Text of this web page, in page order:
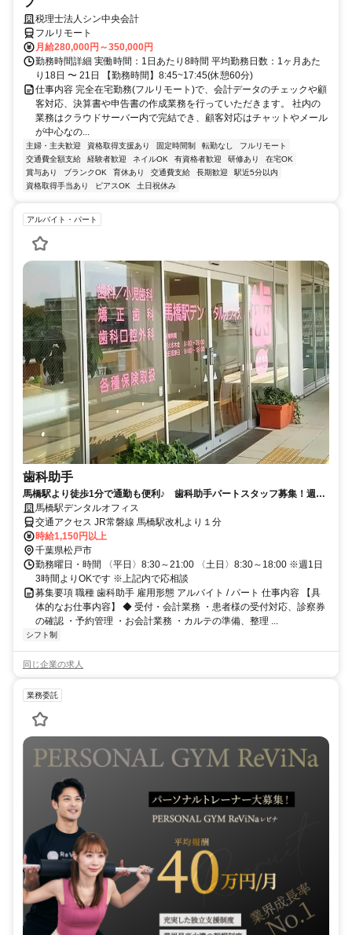
税理士法人シン中央会計
フルリモート
月給280,000円～350,000円
勤務時間詳細 実働時間：1日あたり8時間 平均勤務日数：1ヶ月あた
り18日 〜 21日 【勤務時間】8:45~17:45(休憩60分)
仕事内容 完全在宅勤務(フルリモート)で、会計データのチェックや顧
客対応、決算書や申告書の作成業務を行っていただきます。 社内の
業務はクラウドサーバー内で完結でき、顧客対応はチャットやメール
が中心なの...
主婦・主夫歓迎 資格取得支援あり 固定時間制 転勤なし
フルリモート
交通費全額支給
経験者歓迎 ネイルOK 有資格者歓迎 研修あり
在宅OK
賞与あり
ブランクOK 育休あり 交通費支給 長期歓迎
駅近5分以内
資格取得手当あり
ピアスOK 土日祝休み
アルバイト・パート
歯科助手
馬橋駅より徒歩1分で通勤も便利♪ 歯科助手パートスタッフ募集！週1
日～、1日3時間～OK！
馬橋駅デンタルオフィス
交通アクセス JR常磐線 馬橋駅改札より１分
時給1,150円以上
千葉県松戸市
勤務曜日・時間 〈平日〉8:30～21:00 〈土日〉8:30～18:00 ※週1日
3時間よりOKです ※上記内で応相談
募集要項 職種 歯科助手 雇用形態 アルバイト / パート 仕事内容 【具
体的なお仕事内容】 ◆ 受付・会計業務 ・患者様の受付対応、診察券
の確認 ・予約管理 ・お会計業務 ・カルテの準備、整理 ...
シフト制
同じ企業の求人
業務委託